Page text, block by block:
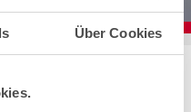
Über Cookies